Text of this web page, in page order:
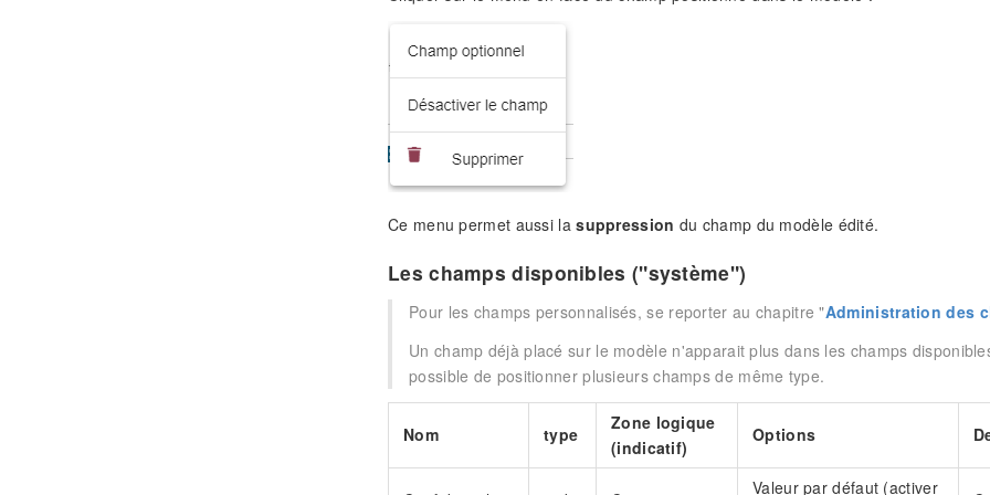
Ce menu permet aussi lasuppression du champ du modèle édité.
Les champs disponibles ("système")
Pour les champs personnalisés, se reporter au chapitre "Administration des
Un champ déjà placé sur le modèle n'apparait plus dans les champs
possible de positionner plusieurs champs de même type.
Nom type
Zone logique
(indicatif)
Options
Valeur par défaut (activer